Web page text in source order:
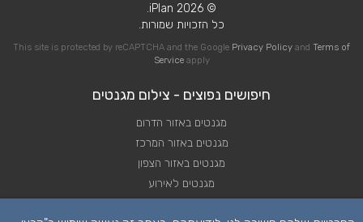
© 2026 iPlan.
כל הזכויות שמורות.
This site is protected by reCAPTCHA and the Google Privacy Policy and Terms of
Serviceapply
חיפושים נפוצים - צילום מגנטים
מגנטים באזור הדרום
מגנטים באזור המרכז
מגנטים באזור הצפון
מגנטים לאירוע